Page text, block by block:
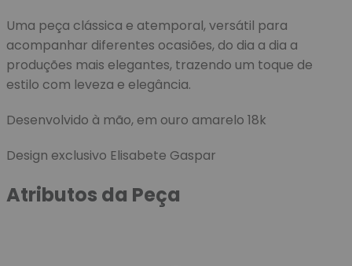
Uma peça clássica e atemporal, versátil para
acompanhar diferentes ocasiões, do dia a dia a
produções mais elegantes, trazendo um toque de
estilo com leveza e elegância.
Desenvolvido à mão, em ouro amarelo 18k
Design exclusivo Elisabete Gaspar
Atributos da Peça